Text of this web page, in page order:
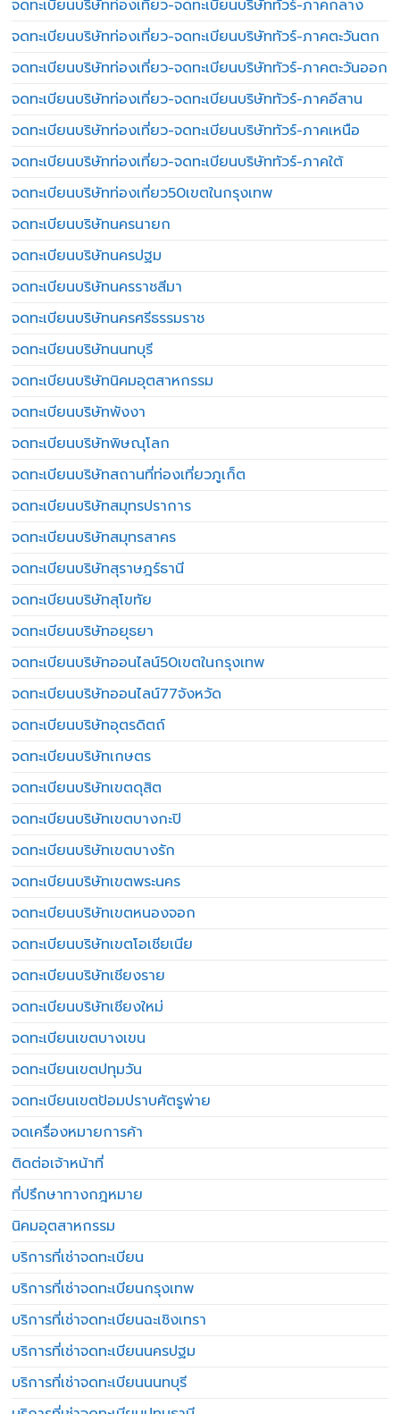
จดทะเบียนบริษัทท่องเที่ยว-จดทะเบียนบริษัททัวร์-ภาคกลาง
จดทะเบียนบริษัทท่องเที่ยว-จดทะเบียนบริษัททัวร์-ภาคตะวันตก
จดทะเบียนบริษัทท่องเที่ยว-จดทะเบียนบริษัททัวร์-ภาคตะวันออก
จดทะเบียนบริษัทท่องเที่ยว-จดทะเบียนบริษัททัวร์-ภาคอีสาน
จดทะเบียนบริษัทท่องเที่ยว-จดทะเบียนบริษัททัวร์-ภาคเหนือ
จดทะเบียนบริษัทท่องเที่ยว-จดทะเบียนบริษัททัวร์-ภาคใต้
จดทะเบียนบริษัทท่องเที่ยว50เขตในกรุงเทพ
จดทะเบียนบริษัทนครนายก
จดทะเบียนบริษัทนครปฐม
จดทะเบียนบริษัทนครราชสีมา
จดทะเบียนบริษัทนครศรีธรรมราช
จดทะเบียนบริษัทนนทบุรี
จดทะเบียนบริษัทนิคมอุตสาหกรรม
จดทะเบียนบริษัทพังงา
จดทะเบียนบริษัทพิษณุโลก
จดทะเบียนบริษัทสถานที่ท่องเที่ยวภูเก็ต
จดทะเบียนบริษัทสมุทรปราการ
จดทะเบียนบริษัทสมุทรสาคร
จดทะเบียนบริษัทสุราษฎร์ธานี
จดทะเบียนบริษัทสุโขทัย
จดทะเบียนบริษัทอยุธยา
จดทะเบียนบริษัทออนไลน์50เขตในกรุงเทพ
จดทะเบียนบริษัทออนไลน์77จังหวัด
จดทะเบียนบริษัทอุตรดิตถ์
จดทะเบียนบริษัทเกษตร
จดทะเบียนบริษัทเขตดุสิต
จดทะเบียนบริษัทเขตบางกะปิ
จดทะเบียนบริษัทเขตบางรัก
จดทะเบียนบริษัทเขตพระนคร
จดทะเบียนบริษัทเขตหนองจอก
จดทะเบียนบริษัทเขตโอเชียเนีย
จดทะเบียนบริษัทเชียงราย
จดทะเบียนบริษัทเชียงใหม่
จดทะเบียนเขตบางเขน
จดทะเบียนเขตปทุมวัน
จดทะเบียนเขตป้อมปราบศัตรูพ่าย
จดเครื่องหมายการค้า
ติดต่อเจ้าหน้าที่
ที่ปรึกษาทางกฎหมาย
นิคมอุตสาหกรรม
บริการที่เช่าจดทะเบียน
บริการที่เช่าจดทะเบียนกรุงเทพ
บริการที่เช่าจดทะเบียนฉะเชิงเทรา
บริการที่เช่าจดทะเบียนนครปฐม
บริการที่เช่าจดทะเบียนนนทบุรี